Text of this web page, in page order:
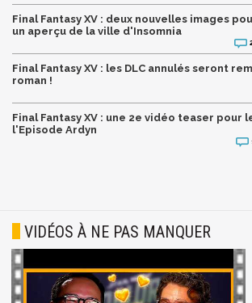
Final Fantasy XV : deux nouvelles images
un aperçu de la ville d'Insomnia
Final Fantasy XV : les DLC annulés seront
roman !
Final Fantasy XV : une 2e vidéo teaser pour
l'Episode Ardyn
VIDÉOS À NE PAS MANQUER